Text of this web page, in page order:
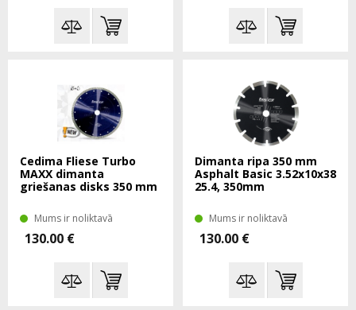
Cedima Fliese Turbo
MAXX dimanta
griešanas disks 350 mm
Mums ir noliktavā
130.00 €
Dimanta ripa 350 mm
Asphalt Basic 3.52x10x38
25.4, 350mm
Mums ir noliktavā
130.00 €